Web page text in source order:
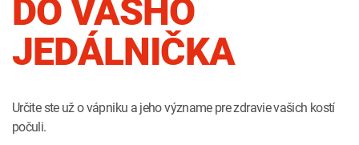
Human papillomavirus (HPV)
DO VÁŠHO
JEDÁLNIČKA
Určite ste už o vápniku a jeho význame pre zdravie vašich kostí
počuli.